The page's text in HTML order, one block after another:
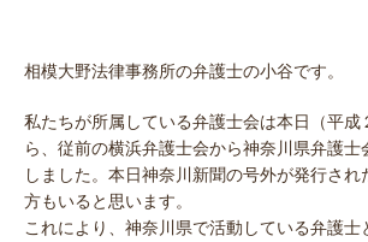
相模大野法律事務所の弁護士の小谷です。
私たちが所属している弁護士会は本日（平成
ら、従前の横浜弁護士会から神奈川県弁護士
しました。本日神奈川新聞の号外が発行され
方もいると思います。
これにより、神奈川県で活動している弁護士